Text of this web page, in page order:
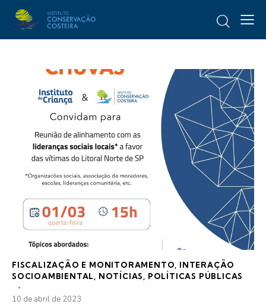
FISCALIZAÇÃO E MONITORAMENTO, INTERAÇÃO
SOCIOAMBIENTAL, NOTÍCIAS, POLÍTICAS PÚBLICAS
10 de abril de 2023